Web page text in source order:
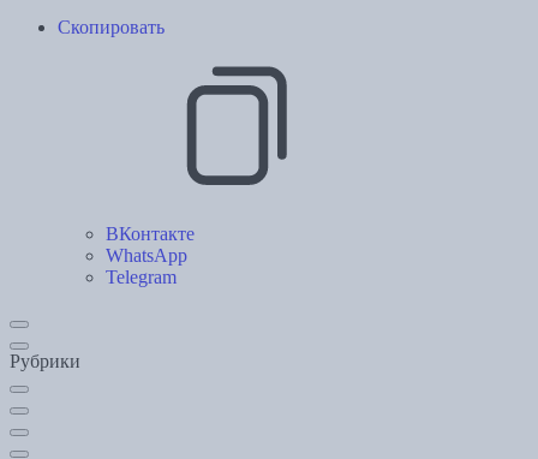
Скопировать
ВКонтакте
WhatsApp
Telegram
Рубрики